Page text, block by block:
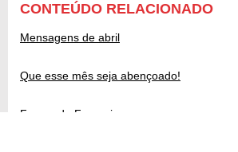
CONTEÚDO RELACIONADO
Mensagens de abril
Que esse mês seja abençoado!
Frases de Fevereiro